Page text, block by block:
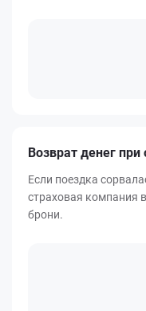
Возврат денег
Если поездка
страховая компания
брони.